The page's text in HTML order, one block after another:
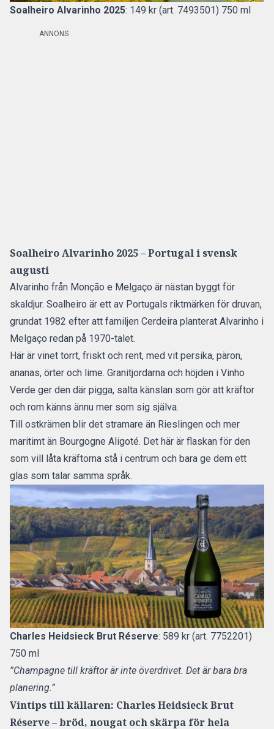
Soalheiro Alvarinho 2025: 149 kr (art. 7493501) 750 ml
ANNONS
Soalheiro Alvarinho 2025 – Portugal i svensk
augusti
Alvarinho från Monção e Melgaço är nästan byggt för
skaldjur. Soalheiro är ett av Portugals riktmärken för druvan,
grundat 1982 efter att familjen Cerdeira planterat Alvarinho i
Melgaço redan på 1970-talet.
Här är vinet torrt, friskt och rent, med vit persika, päron,
ananas, örter och lime. Granitjordarna och höjden i Vinho
Verde ger den där pigga, salta känslan som gör att kräftor
och rom känns ännu mer som sig själva.
Till ostkrämen blir det stramare än Rieslingen och mer
maritimt än Bourgogne Aligoté. Det här är flaskan för den
som vill låta kräftorna stå i centrum och bara ge dem ett
glas som talar samma språk.
Charles Heidsieck Brut Réserve: 589 kr (art. 7752201)
750 ml
”Champagne till kräftor är inte överdrivet. Det är bara bra
planering.”
Vintips till källaren: Charles Heidsieck Brut
Réserve – bröd, nougat och skärpa för hela